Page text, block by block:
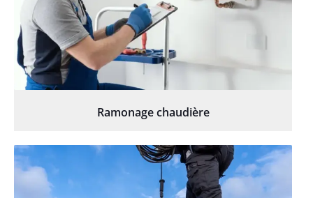
Ramonage chaudière